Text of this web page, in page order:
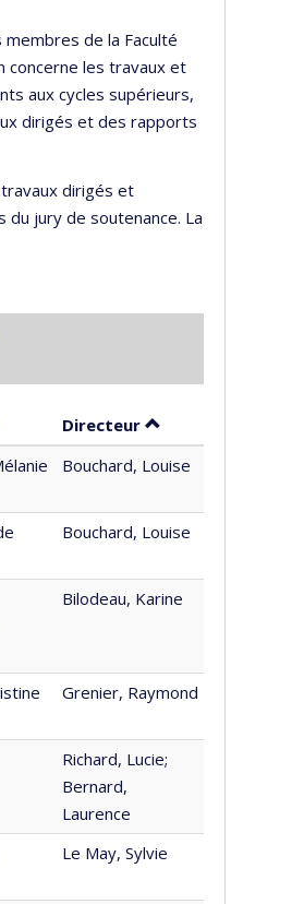
de la Faculté
concerne les travaux et
aux cycles supérieurs,
dirigés et des rapports
dirigés et
jury de soutenance. La
par auteur en ordre décroissant
Directeur par contributeur
Bouchard, Louise
Bouchard, Louise
Bilodeau, Karine
Grenier, Raymond
Richard, Lucie;
Bernard,
Laurence
Le May, Sylvie